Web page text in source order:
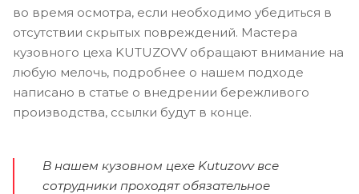
во время осмотра, если необходимо убедиться в
отсутствии скрытых повреждений. Мастера
кузовного цеха KUTUZOVV обращают внимание на
любую мелочь, подробнее о нашем подходе
написано в статье о внедрении бережливого
производства, ссылки будут в конце.
В нашем кузовном цехе Kutuzovv все
сотрудники проходят обязательное